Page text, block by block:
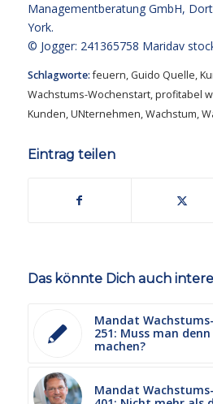
Managementberatung GmbH,
York.
© Jogger: 241365758 Maridav
Schlagworte: feuern, Guido Quelle,
Wachstums-Wochenstart,profitabel
Kunden,UNternehmen,Wachstum,
Eintrag teilen
Das könnte Dich auch
Mandat
251: Muss man
machen?
Mandat